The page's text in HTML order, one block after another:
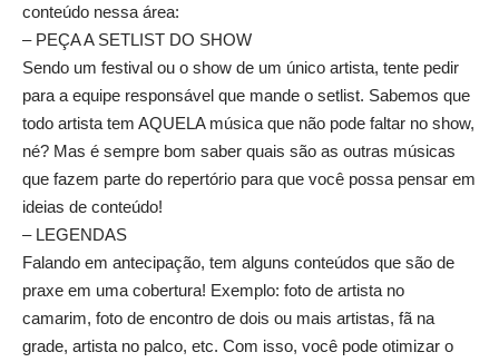
conteúdo nessa área:
– PEÇA A SETLIST DO SHOW
Sendo um festival ou o show de um único artista, tente pedir
para a equipe responsável que mande o setlist. Sabemos que
todo artista tem AQUELA música que não pode faltar no show,
né? Mas é sempre bom saber quais são as outras músicas
que fazem parte do repertório para que você possa pensar em
ideias de conteúdo!
– LEGENDAS
Falando em antecipação, tem alguns conteúdos que são de
praxe em uma cobertura! Exemplo: foto de artista no
camarim, foto de encontro de dois ou mais artistas, fã na
grade, artista no palco, etc. Com isso, você pode otimizar o